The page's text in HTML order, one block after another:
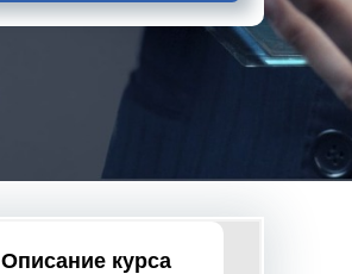
Описание курса